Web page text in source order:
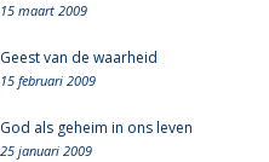
15 maart 2009
Geest van de waarheid
15 februari 2009
God als geheim in ons leven
25 januari 2009